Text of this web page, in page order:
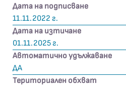
Дата на подписване
11.11.2022 г.
Дата на изтичане
01.11.2025 г.
Автоматично удължаване
ДА
Териториален обхват